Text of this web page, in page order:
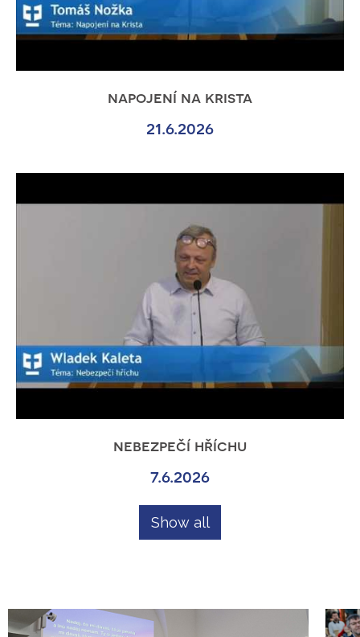
napojení na krista
21.6.2026
nebezpečí hříchu
7.6.2026
Show all